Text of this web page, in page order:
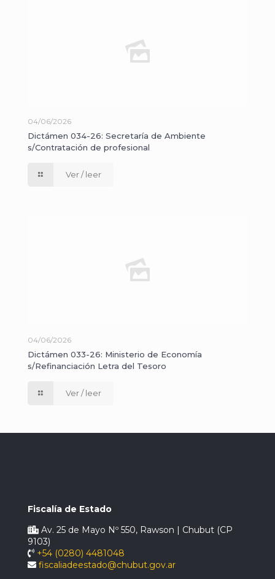
04/06/2026
Dictámen 034-26: Secretaría de Ambiente
s/Contratación de profesional
Ver / leer
04/06/2026
Dictámen 033-26: Ministerio de Economía
s/Refinanciación Letra del Tesoro
Ver / leer
Fiscalía de Estado
Av. 25 de Mayo Nº 550, Rawson | Chubut (CP
9103)
+54 (0280) 4481048
fiscaliadeestado@chubut.gov.ar